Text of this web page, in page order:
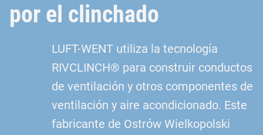
por el clinchado
LUFT-WENT utiliza la tecnología
RIVCLINCH® para construir conductos
de ventilación y otros componentes de
ventilación y aire acondicionado. Este
fabricante de Ostrów Wielkopolski